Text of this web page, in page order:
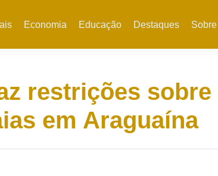
Economia Educação Destaques Sobre
restrições sobre
em Araguaína